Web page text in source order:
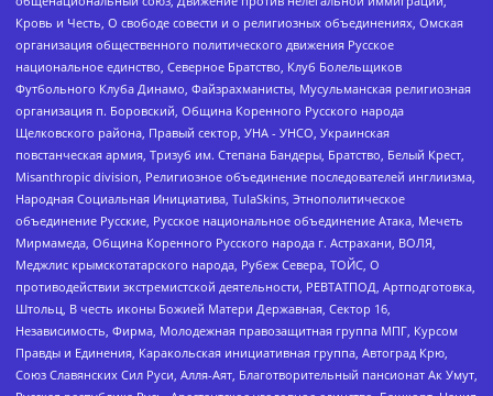
Кровь и Честь, О свободе совести и о религиозных объединениях, Омская
организация общественного политического движения Русское
национальное единство, Северное Братство, Клуб Болельщиков
Футбольного Клуба Динамо, Файзрахманисты, Мусульманская религиозная
организация п. Боровский, Община Коренного Русского народа
Щелковского района, Правый сектор, УНА - УНСО, Украинская
повстанческая армия, Тризуб им. Степана Бандеры, Братство, Белый Крест,
Misanthropic division, Религиозное объединение последователей инглиизма,
Народная Социальная Инициатива, TulaSkins, Этнополитическое
объединение Русские, Русское национальное объединение Атака, Мечеть
Мирмамеда, Община Коренного Русского народа г. Астрахани, ВОЛЯ,
Меджлис крымскотатарского народа, Рубеж Севера, ТОЙС, О
противодействии экстремистской деятельности, РЕВТАТПОД, Артподготовка,
Штольц, В честь иконы Божией Матери Державная, Сектор 16,
Независимость, Фирма, Молодежная правозащитная группа МПГ, Курсом
Правды и Единения, Каракольская инициативная группа, Автоград Крю,
Союз Славянских Сил Руси, Алля-Аят, Благотворительный пансионат Ак Умут,